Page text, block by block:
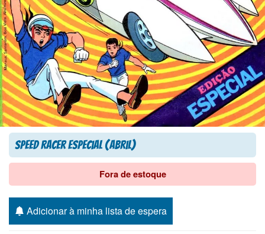
Speed Racer Especial (Abril)
Fora de estoque
Adicionar à minha lista de espera